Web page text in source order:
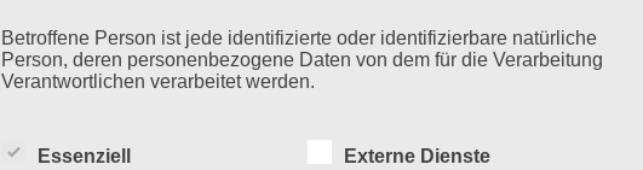
Betroffene Person ist jede identifizierte oder identifizierbare natürliche
Person, deren personenbezogene Daten von dem für die Verarbeitung
Verantwortlichen verarbeitet werden.
c) Verarbeitung
Essenziell Externe Dienste